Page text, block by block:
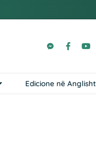
Edicione në Anglisht